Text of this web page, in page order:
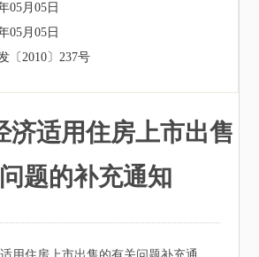
05月05日
05月05日
〔2010〕237号
济适用住房上市出售
题的补充通知